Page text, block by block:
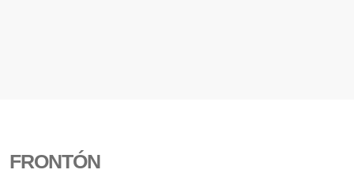
FRONTÓN